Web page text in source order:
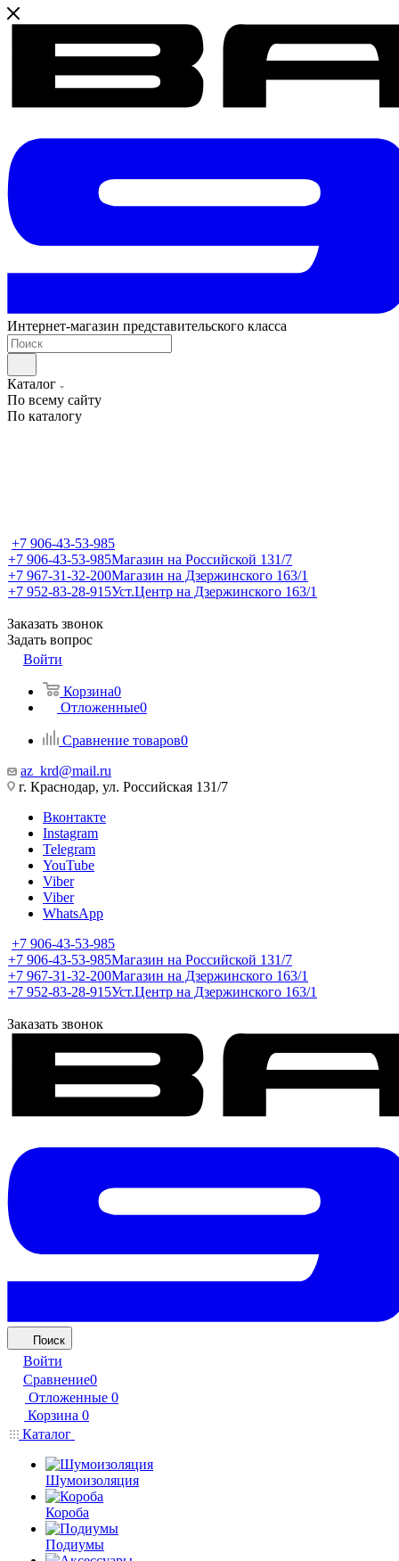
Интернет-магазин представительского класса
Каталог
По всему сайту
По каталогу
+7 906-43-53-985
+7 906-43-53-985Магазин на Российской 131/7
+7 967-31-32-200Магазин на Дзержинского 163/1
+7 952-83-28-915Уст.Центр на Дзержинского 163/1
Заказать звонок
Задать вопрос
Войти
Корзина0
Отложенные0
Сравнение товаров0
az_krd@mail.ru
г. Краснодар, ул. Российская 131/7
Вконтакте
Instagram
Telegram
YouTube
Viber
Viber
WhatsApp
+7 906-43-53-985
+7 906-43-53-985Магазин на Российской 131/7
+7 967-31-32-200Магазин на Дзержинского 163/1
+7 952-83-28-915Уст.Центр на Дзержинского 163/1
Заказать звонок
Поиск
Войти
Сравнение0
Отложенные 0
Корзина 0
Каталог
Шумоизоляция
Короба
Подиумы